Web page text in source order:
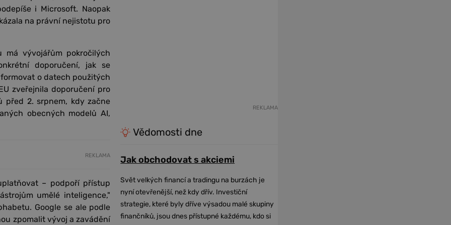
i Microsoft. Naopak
na právní nejistotu pro
má vývojářům pokročilých
doporučení, jak se
o datech použitých
zveřejnila doporučení pro
před 2. srpnem, kdy začne
obecných modelů AI,
REKLAMA
– podpoří přístup
umělé inteligence,"
Google se ale podle
zpomalit vývoj a zavádění
REKLAMA
Vědomosti dne
Jak obchodovat s akciemi
Svět velkých financí a tradingu na burzách je
nyní otevřenější, než kdy dřív. Investiční
strategie, které byly dříve výsadou malé skupiny
finančníků, jsou dnes přístupné každému, kdo si